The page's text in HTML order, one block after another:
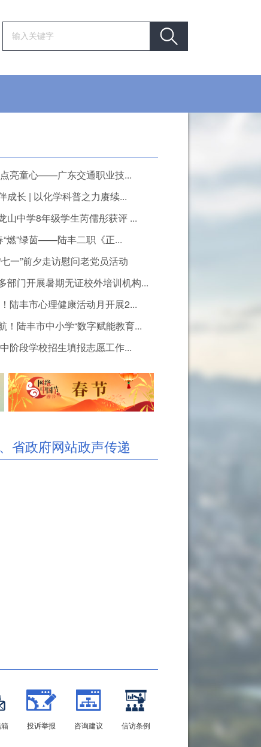
春“燃”绿茵——陆... 青
亮童心——广东交通职业技...
成长 | 以化学科普之力赓续...
山中学8年级学生芮儒彤获评 ...
“燃”绿茵——陆丰二职《正...
一”前夕走访慰问老党员活动
部门开展暑期无证校外培训机构...
陆丰市心理健康活动月开展2...
！陆丰市中小学“数字赋能教育...
阶段学校招生填报志愿工作...
省政府网站政声传递
投诉举报 咨询建议 信访条例